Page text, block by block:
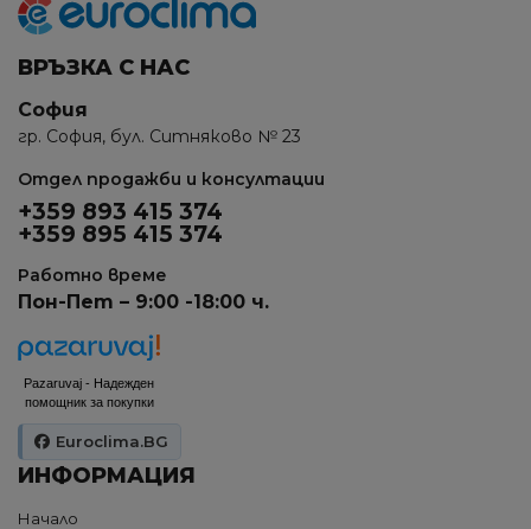
ВРЪЗКА С НАС
София
гр. София, бул. Ситняково № 23
Отдел продажби и консултации
+359 893 415 374
+359 895 415 374
Работно време
Пон-Пет – 9:00 -18:00 ч.
Pazaruvaj - Надежден
помощник за покупки
Euroclima.BG
ИНФОРМАЦИЯ
Начало